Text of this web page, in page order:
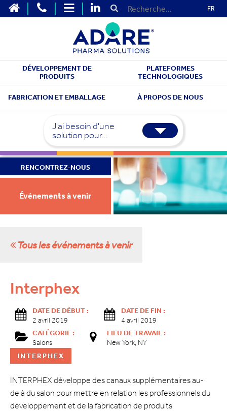
FR
DÉVELOPPEMENT DE
PRODUITS
PLATEFORMES
TECHNOLOGIQUES
FABRICATION ET EMBALLAGE À PROPOS DE NOUS
J'ai besoin d'une
solution pour...
RENCONTREZ-NOUS
Événements à venir
Tous les événements à venir
Interphex
DATE DE DÉBUT :
2 avril 2019
DATE DE FIN :
4 avril 2019
CATÉGORIE :
Salons
LIEU DE TRAVAIL :
New York, NY
INTERPHEX
INTERPHEX développe des canaux supplémentaires au-
delà du salon pour mettre en relation les professionnels du
développement et de la fabrication de produits